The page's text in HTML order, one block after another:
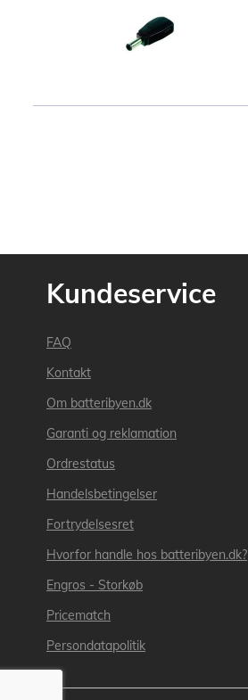
Kundeservice
FAQ
Kontakt
Om batteribyen.dk
Garanti og reklamation
Ordrestatus
Handelsbetingelser
Fortrydelsesret
Hvorfor handle hos batteribyen.dk?
Engros - Storkøb
Pricematch
Persondatapolitik